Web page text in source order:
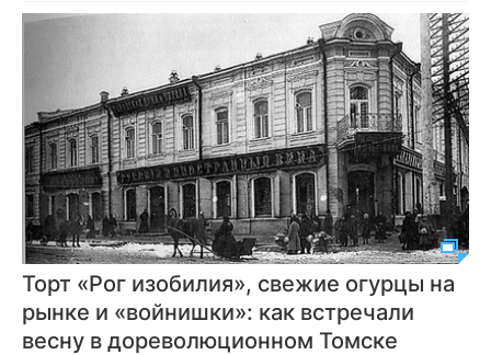
Торт «Рог изобилия», свежие огурцы на
рынке и «войнишки»: как встречали
весну в дореволюционном Томске